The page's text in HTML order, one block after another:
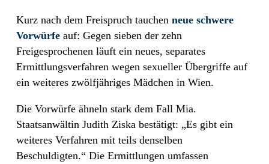
Kurz nach dem Freispruch tauchen neue schwere
Vorwürfe auf: Gegen sieben der zehn
Freigesprochenen läuft ein neues, separates
Ermittlungsverfahren wegen sexueller Übergriffe auf
ein weiteres zwölfjähriges Mädchen in Wien.
Die Vorwürfe ähneln stark dem Fall Mia.
Staatsanwältin Judith Ziska bestätigt: „Es gibt ein
weiteres Verfahren mit teils denselben
Beschuldigten.“ Die Ermittlungen umfassen